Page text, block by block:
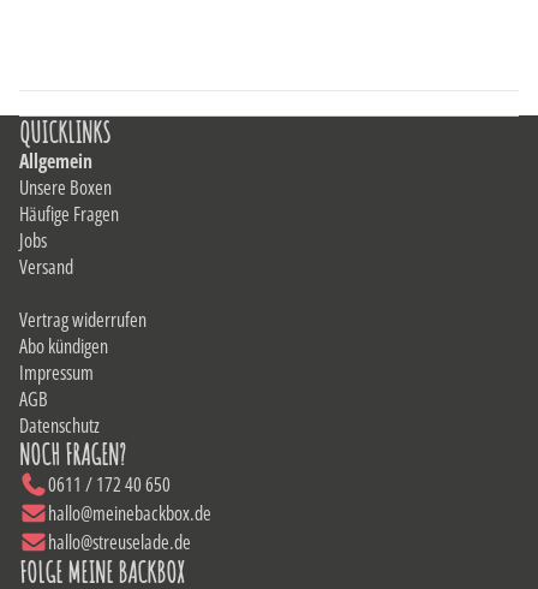
QUICKLINKS
Allgemein
Unsere Boxen
Häufige Fragen
Jobs
Versand
Vertrag widerrufen
Abo kündigen
Impressum
AGB
Datenschutz
NOCH FRAGEN?
0611 / 172 40 650
hallo@meinebackbox.de
hallo@streuselade.de
FOLGE MEINE BACKBOX